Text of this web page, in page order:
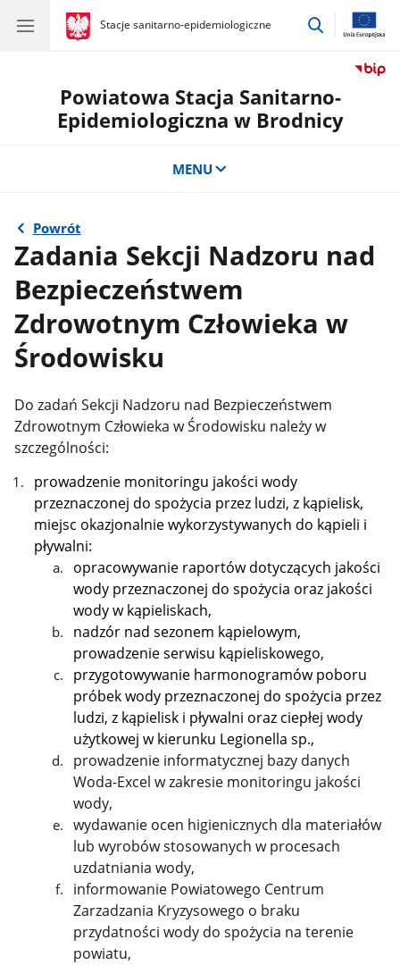
gov.pl
Stacje sanitarno-epidemiologiczne
gov.pl
Stacje
przejdź
Powiatowa Stacja Sanitarno-
Epidemiologiczna w Brodnicy
MENU
Powrót
Zadania Sekcji Nadzoru nad
Bezpieczeństwem
Zdrowotnym Człowieka w
Środowisku
Do zadań Sekcji Nadzoru nad Bezpieczeństwem
Zdrowotnym Człowieka w Środowisku należy w
szczególności:
prowadzenie monitoringu jakości wody
przeznaczonej do spożycia przez ludzi, z kąpielisk,
miejsc okazjonalnie wykorzystywanych do kąpieli i
pływalni:
opracowywanie raportów dotyczących jakości
wody przeznaczonej do spożycia oraz jakości
wody w kąpieliskach,
nadzór nad sezonem kąpielowym,
prowadzenie serwisu kąpieliskowego,
przygotowywanie harmonogramów poboru
próbek wody przeznaczonej do spożycia przez
ludzi, z kąpielisk i pływalni oraz ciepłej wody
użytkowej w kierunku Legionella sp.,
prowadzenie informatycznej bazy danych
Woda-Excel w zakresie monitoringu jakości
wody,
wydawanie ocen higienicznych dla materiałów
lub wyrobów stosowanych w procesach
uzdatniania wody,
informowanie Powiatowego Centrum
Zarzadzania Kryzysowego o braku
przydatności wody do spożycia na terenie
powiatu,